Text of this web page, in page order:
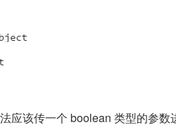
应该传一个 boolean 类型的参数